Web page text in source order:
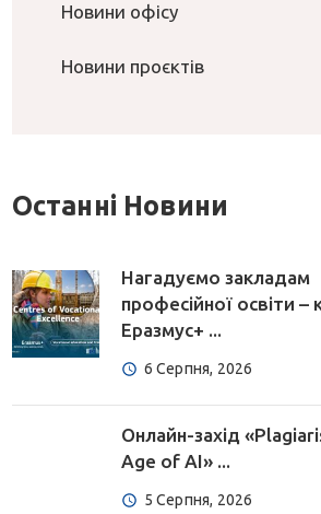
Новини офісу
Новини проєктів
Останні Новини
Нагадуємо закладам
професійної освіти –
Еразмус+ ...
6 Серпня, 2026
Онлайн-захід
Age of AI» ...
5 Серпня, 2026